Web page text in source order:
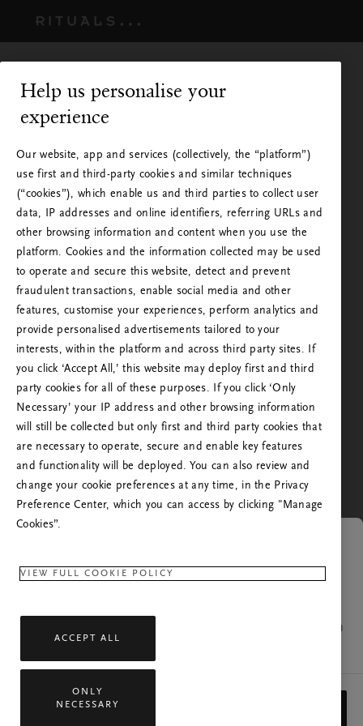
Rituals gibt es auch in Ihrem
Land
Sie besuchen die Rituals-Website aus einem
anderen Land als Ihrem Wohnsitzland oder aus
dem Sie uns zu einem früheren Zeitpunkt besucht
haben. Möchten Sie zur Rituals-Website Ihres
Lands gehen?
Nein. Auf Rituals Schweiz bleiben
Ja. Zu Rituals Vereinigte Staaten gehen
Bitte warten – Sie werden zum nächsten Schritt
weitergeleitet.
verfügbar. Bei Fragen wenden Sie sich bitte an unseren
Alle Rechte vorbehalten © 2026 Rituals Cosmetics B.V.
Help us personalise your
experience
Our website, app and services (collectively, the “platform”)
use first and third-party cookies and similar techniques
(“cookies”), which enable us and third parties to collect user
data, IP addresses and online identifiers, referring URLs and
other browsing information and content when you use the
platform. Cookies and the information collected may be used
to operate and secure this website, detect and prevent
fraudulent transactions, enable social media and other
features, customise your experiences, perform analytics and
provide personalised advertisements tailored to your
interests, within the platform and across third party sites. If
you click ‘Accept All,’ this website may deploy first and third
party cookies for all of these purposes. If you click ‘Only
Necessary’ your IP address and other browsing information
will still be collected but only first and third party cookies that
are necessary to operate, secure and enable key features
and functionality will be deployed. You can also review and
change your cookie preferences at any time, in the Privacy
Preference Center, which you can access by clicking "Manage
Cookies”.
VIEW FULL COOKIE POLICY
ACCEPT ALL
ONLY
NECESSARY